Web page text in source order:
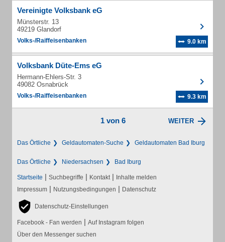
Vereinigte Volksbank eG
Münsterstr. 13
49219 Glandorf
Volks-/Raiffeisenbanken 9.0 km
Volksbank Düte-Ems eG
Hermann-Ehlers-Str. 3
49082 Osnabrück
Volks-/Raiffeisenbanken 9.3 km
1 von 6 WEITER
Das Örtliche Geldautomaten-Suche Geldautomaten Bad Iburg
Das Örtliche Niedersachsen Bad Iburg
Startseite | Suchbegriffe | Kontakt | Inhalte melden
Impressum | Nutzungsbedingungen | Datenschutz
Datenschutz-Einstellungen
Facebook - Fan werden | Auf Instagram folgen
Über den Messenger suchen